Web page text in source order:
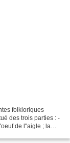
folkloriques
des trois parties : -
de l"aigle ; la